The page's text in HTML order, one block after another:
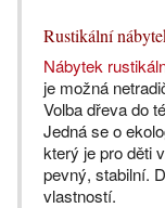
Rustikální
Nábytek
je možná
Volba dřeva do
Jedná se o
který je pro děti
pevný, stabilní.
vlastností.